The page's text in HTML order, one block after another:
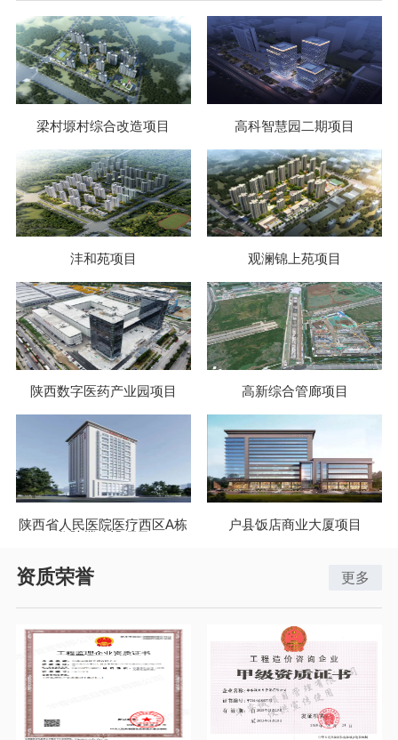
梁村塬村综合改造项目 高科智慧园二期项目
沣和苑项目 观澜锦上苑项目
陕西数字医药产业园项目 高新综合管廊项目
陕西省人民医院医疗西区A栋
住院楼建设项目
户县饭店商业大厦项目
资质荣誉 更多